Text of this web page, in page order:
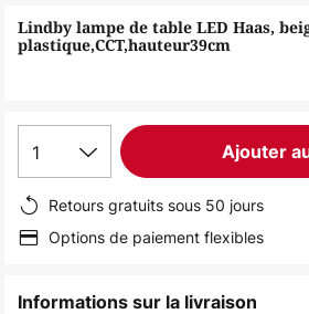
the
images
Lindby lampe de table LED Haas,
plastique,CCT,hauteur39cm
1 Ajouter
Retours gratuits sous 50 jours
Options de paiement flexibles
Informations sur la livraison